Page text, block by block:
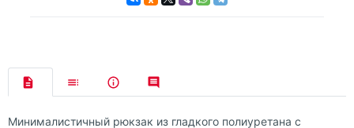
Минималистичный рюкзак из гладкого полиуретана с